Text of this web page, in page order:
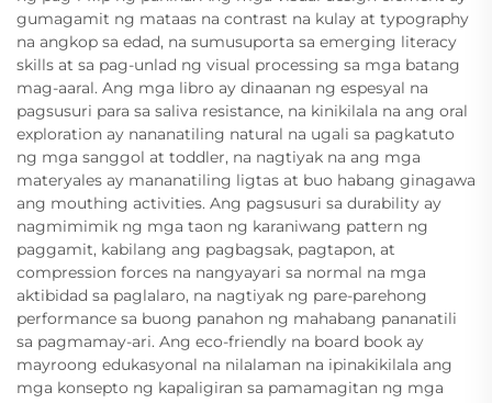
gumagamit ng mataas na contrast na kulay at typography
na angkop sa edad, na sumusuporta sa emerging literacy
skills at sa pag-unlad ng visual processing sa mga batang
mag-aaral. Ang mga libro ay dinaanan ng espesyal na
pagsusuri para sa saliva resistance, na kinikilala na ang oral
exploration ay nananatiling natural na ugali sa pagkatuto
ng mga sanggol at toddler, na nagtiyak na ang mga
materyales ay mananatiling ligtas at buo habang ginagawa
ang mouthing activities. Ang pagsusuri sa durability ay
nagmimimik ng mga taon ng karaniwang pattern ng
paggamit, kabilang ang pagbagsak, pagtapon, at
compression forces na nangyayari sa normal na mga
aktibidad sa paglalaro, na nagtiyak ng pare-parehong
performance sa buong panahon ng mahabang pananatili
sa pagmamay-ari. Ang eco-friendly na board book ay
mayroong edukasyonal na nilalaman na ipinakikilala ang
mga konsepto ng kapaligiran sa pamamagitan ng mga